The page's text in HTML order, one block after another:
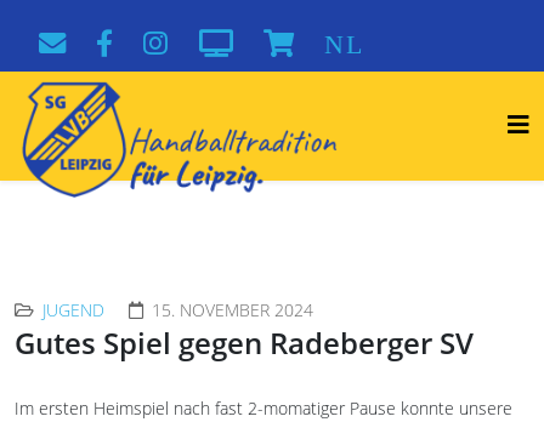
NL
JUGEND 15. NOVEMBER 2024
Gutes Spiel gegen Radeberger SV
Im ersten Heimspiel nach fast 2-momatiger Pause konnte unsere